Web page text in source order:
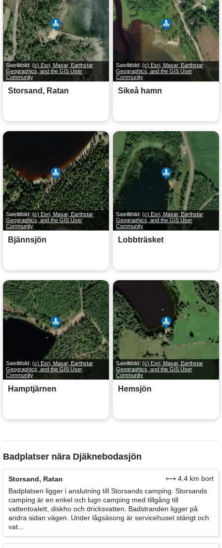
Satellitbild:(c) Esri, Maxar, Earthstar
Geographics, and the GIS User
Community
Storsand, Ratan
Satellitbild: (c) Esri, Maxar, Earthstar
Geographics, and the GIS User
Community
Sikeå hamn
Satellitbild: (c) Esri, Maxar, Earthstar
Geographics, and the GIS User
Community
Bjännsjön
Satellitbild: (c) Esri, Maxar, Earthstar
Geographics, and the GIS User
Community
Lobbträsket
Satellitbild: (c) Esri, Maxar, Earthstar
Geographics, and the GIS User
Community
Hamptjärnen
Satellitbild: (c) Esri, Maxar, Earthstar
Geographics, and the GIS User
Community
Hemsjön
Badplatser nära Djäknebodasjön
Storsand, Ratan
⟼ 4.4 km bort
Badplatsen ligger i anslutning till Storsands camping. Storsands
camping är en enkel och lugn camping med tillgång till
vattentoalett, diskho och dricksvatten. Badstranden ligger på
andra sidan vägen. Under lågsäsong är servicehuset stängt och
vat...